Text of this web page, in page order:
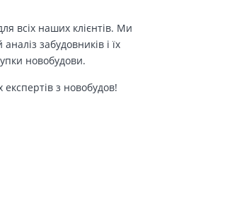
всіх наших клієнтів. Ми
забудовників і їх
новобудови.
з новобудов!